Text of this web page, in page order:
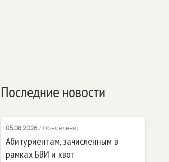
Последние новости
05.08.2026/ Объявления
Абитуриентам, зачисленным в
рамках БВИ и квот